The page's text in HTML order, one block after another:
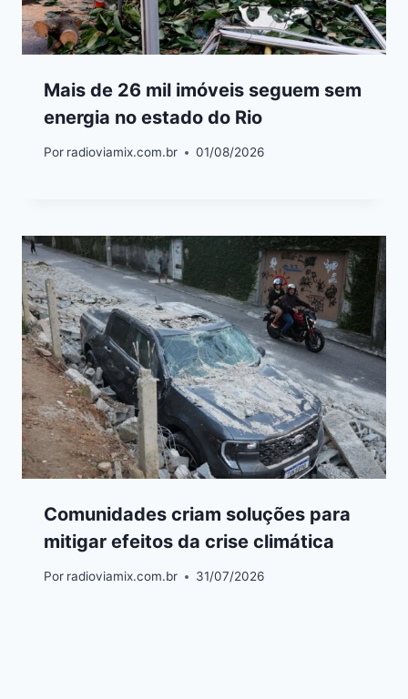
Mais de 26 mil imóveis seguem sem
energia no estado do Rio
Por radioviamix.com.br 01/08/2026
Comunidades criam soluções para
mitigar efeitos da crise climática
Por radioviamix.com.br 31/07/2026